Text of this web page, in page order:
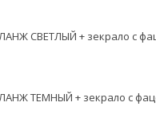
СВЕТЛЫЙ + зекрало с
ТЕМНЫЙ + зекрало с